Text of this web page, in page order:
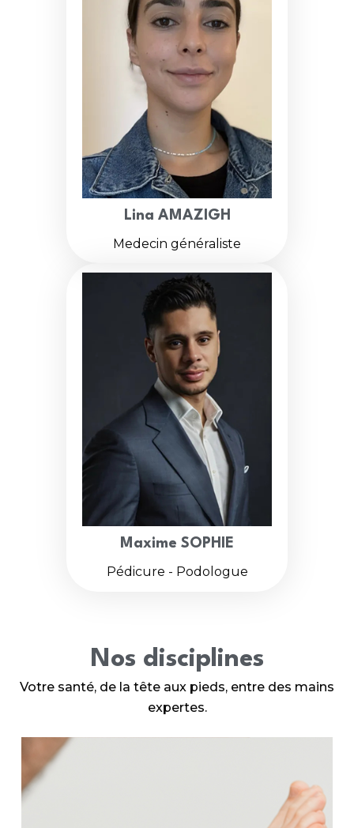
Lina AMAZIGH
Medecin généraliste
Maxime SOPHIE
Pédicure - Podologue
Nos disciplines
Votre santé, de la tête aux pieds, entre des mains
expertes.